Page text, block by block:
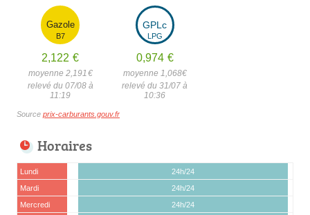
Gazole
B7
2,122 €
moyenne 2,191€
relevé du 07/08 à
11:19
GPLc
LPG
0,974 €
moyenne 1,068€
relevé du 31/07 à
10:36
Source prix-carburants.gouv.fr
Horaires
Lundi
24h/24
Mardi
24h/24
Mercredi
24h/24